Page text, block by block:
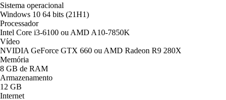
Sistema operacional
Windows 10 64 bits (21H1)
Processador
Intel Core i3-6100 ou AMD A10-7850K
Vídeo
NVIDIA GeForce GTX 660 ou AMD Radeon R9 280X
Memória
8 GB de RAM
Armazenamento
12 GB
Internet